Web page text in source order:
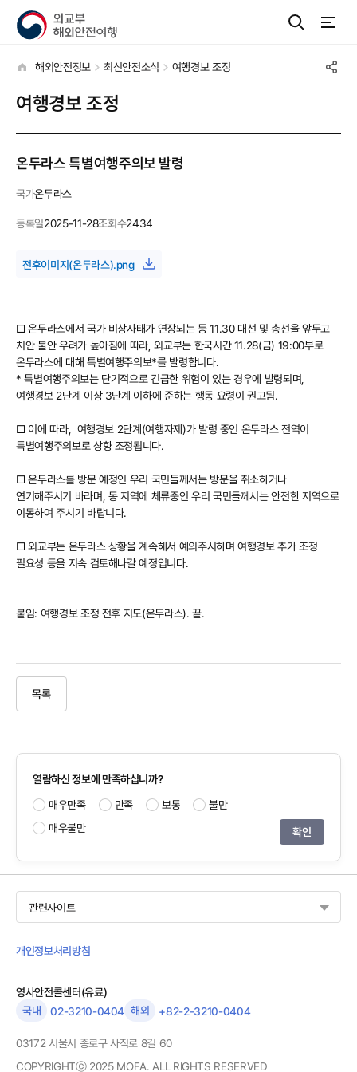
해외안전정보 최신안전소식 여행경보 조정
여행경보 조정
온두라스 특별여행주의보 발령
국가온두라스
등록일2025-11-28조회수2434
전후이미지(온두라스).png
□ 온두라스에서 국가 비상사태가 연장되는 등 11.30 대선 및 총선을 앞두고
치안 불안 우려가 높아짐에 따라, 외교부는 한국시간 11.28(금) 19:00부로
온두라스에 대해 특별여행주의보*를 발령합니다.
* 특별여행주의보는 단기적으로 긴급한 위험이 있는 경우에 발령되며,
여행경보 2단계 이상 3단계 이하에 준하는 행동 요령이 권고됨.
□ 이에 따라, 여행경보 2단계(여행자제)가 발령 중인 온두라스 전역이
특별여행주의보로 상향 조정됩니다.
□ 온두라스를 방문 예정인 우리 국민들께서는 방문을 취소하거나
연기해주시기 바라며, 동 지역에 체류중인 우리 국민들께서는 안전한 지역으로
이동하여 주시기 바랍니다.
□ 외교부는 온두라스 상황을 계속해서 예의주시하며 여행경보 추가 조정
필요성 등을 지속 검토해나갈 예정입니다.
붙임: 여행경보 조정 전후 지도(온두라스). 끝.
목록
열람하신 정보에 만족하십니까?
매우만족
만족 보통
불만
매우불만
관련사이트
개인정보처리방침
영사안전콜센터(유료)
국내
02-3210-0404 해외 +82-2-3210-0404
03172 서울시 종로구 사직로 8길 60
COPYRIGHTⓒ 2025 MOFA. ALL RIGHTS RESERVED